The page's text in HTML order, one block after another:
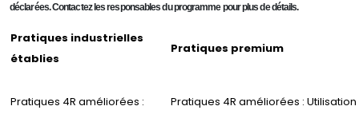
déclarées. Contactez les responsables du programme pour plus de détails.
Pratiques industrielles
établies
Pratiques premium
Pratiques 4R améliorées :
Pratiques 4R améliorées :